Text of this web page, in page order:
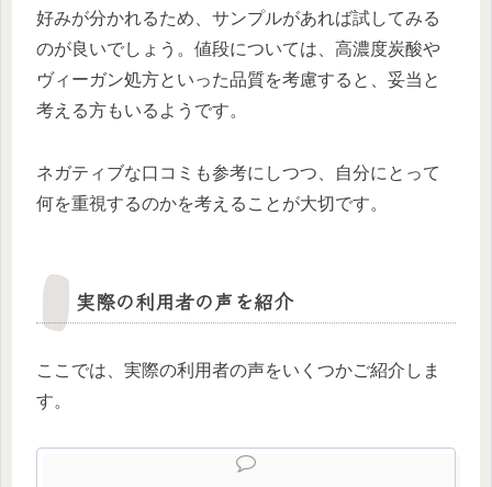
好みが分かれるため、サンプルがあれば試してみる
のが良いでしょう。値段については、高濃度炭酸や
ヴィーガン処方といった品質を考慮すると、妥当と
考える方もいるようです。
ネガティブな口コミも参考にしつつ、自分にとって
何を重視するのかを考えることが大切です。
実際の利用者の声を紹介
ここでは、実際の利用者の声をいくつかご紹介しま
す。